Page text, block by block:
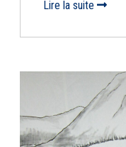
Lire la suite